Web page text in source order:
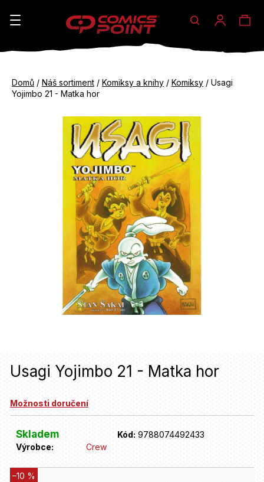
Hledat
Domů / Náš sortiment / Komiksy a knihy / Komiksy / Usagi
Yojimbo 21 - Matka hor
Usagi Yojimbo 21 - Matka hor
Možnosti doručení
Skladem Kód: 9788074492433
Výrobce:
Crew
–10 %
K
do
do
n
j
?